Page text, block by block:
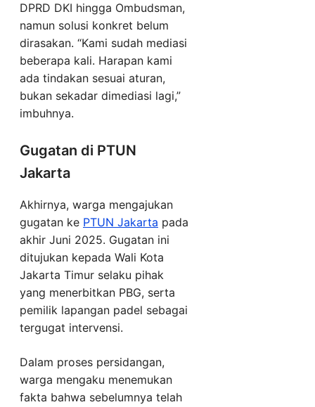
DPRD DKI hingga Ombudsman,
namun solusi konkret belum
dirasakan. “Kami sudah mediasi
beberapa kali. Harapan kami
ada tindakan sesuai aturan,
bukan sekadar dimediasi lagi,”
imbuhnya.
Gugatan di PTUN
Jakarta
Akhirnya, warga mengajukan
gugatan ke PTUN Jakarta pada
akhir Juni 2025. Gugatan ini
ditujukan kepada Wali Kota
Jakarta Timur selaku pihak
yang menerbitkan PBG, serta
pemilik lapangan padel sebagai
tergugat intervensi.
Dalam proses persidangan,
warga mengaku menemukan
fakta bahwa sebelumnya telah